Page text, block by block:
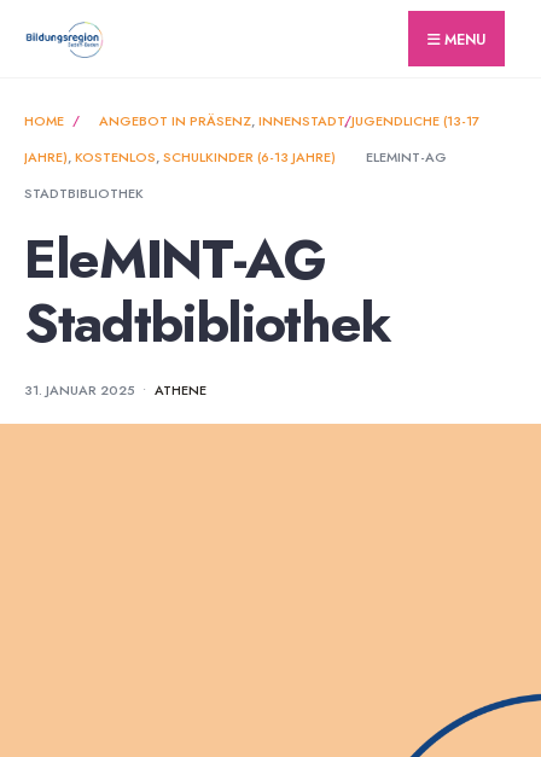
MENU
HOME ANGEBOT IN PRÄSENZ,INNENSTADT,JUGENDLICHE (13-17
JAHRE),KOSTENLOS,SCHULKINDER (6-13 JAHRE)
ELEMINT-AG
STADTBIBLIOTHEK
EleMINT-AG
Stadtbibliothek
31. JANUAR 2025 • ATHENE